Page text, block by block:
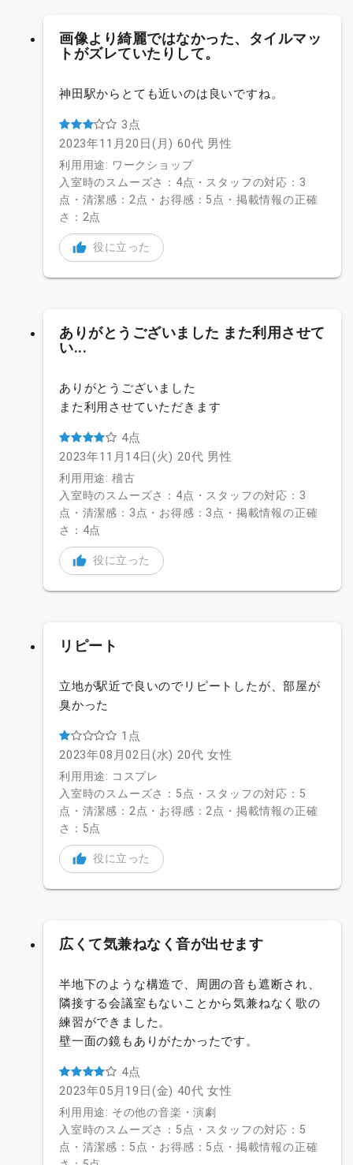
画像より綺麗ではなかった、タイルマッ
トがズレていたりして。
神田駅からとても近いのは良いですね。
3点
2023年11月20日(月) 60代 男性
利用用途: ワークショップ
入室時のスムーズさ：4点・スタッフの対応：3
点・清潔感：2点・お得感：5点・掲載情報の正確
さ：2点
役に立った
ありがとうございました また利用させて
い...
ありがとうございました
また利用させていただきます
4点
2023年11月14日(火) 20代 男性
利用用途: 稽古
入室時のスムーズさ：4点・スタッフの対応：3
点・清潔感：3点・お得感：3点・掲載情報の正確
さ：4点
役に立った
リピート
立地が駅近で良いのでリピートしたが、部屋が
臭かった
1点
2023年08月02日(水) 20代 女性
利用用途: コスプレ
入室時のスムーズさ：5点・スタッフの対応：5
点・清潔感：2点・お得感：2点・掲載情報の正確
さ：5点
役に立った
広くて気兼ねなく音が出せます
半地下のような構造で、周囲の音も遮断され、
隣接する会議室もないことから気兼ねなく歌の
練習ができました。
壁一面の鏡もありがたかったです。
4点
2023年05月19日(金) 40代 女性
利用用途: その他の音楽・演劇
入室時のスムーズさ：5点・スタッフの対応：5
点・清潔感：5点・お得感：5点・掲載情報の正確